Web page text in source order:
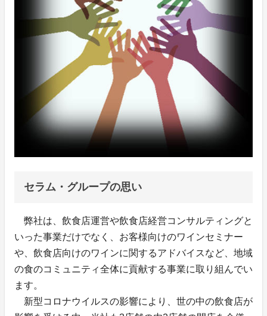
セラム・グループの思い
弊社は、飲食店運営や飲食店経営コンサルティングと
いった事業だけでなく、お客様向けのワインセミナー
や、飲食店向けのワインに関するアドバイスなど、地域
の食のコミュニティ全体に貢献する事業に取り組んでい
ます。
新型コロナウイルスの影響により、世の中の飲食店が